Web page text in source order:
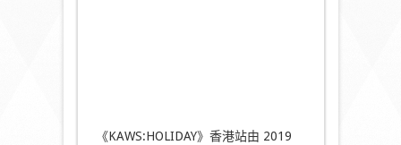
《KAWS:HOLIDAY》香港站由 2019